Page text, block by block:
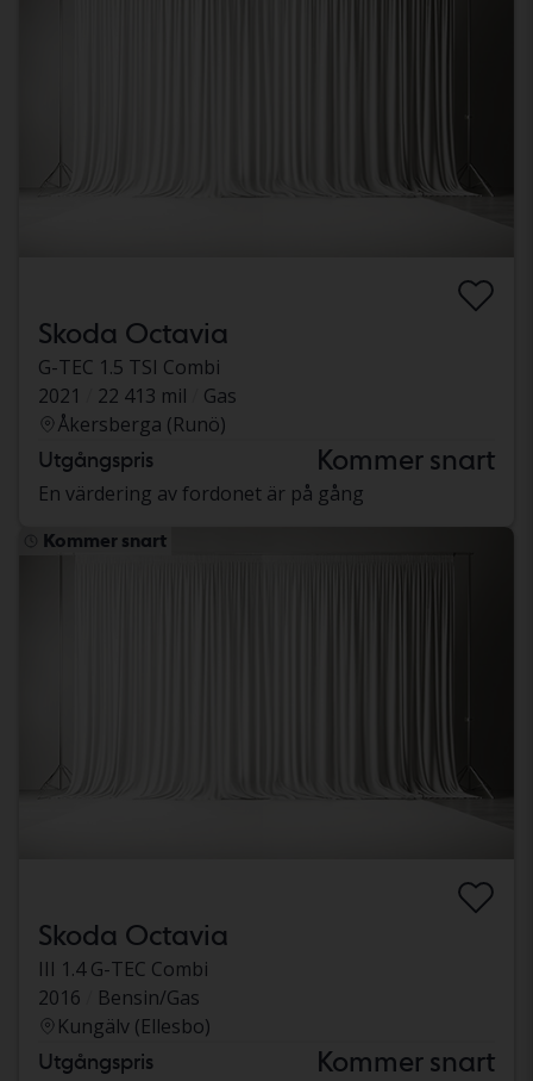
Skoda Octavia
G-TEC 1.5 TSI Combi
2021
22 413 mil
Gas
Åkersberga (Runö)
Utgångspris Kommer snart
En värdering av fordonet är på gång
Kommer snart
Skoda Octavia
III 1.4 G-TEC Combi
2016
Bensin/Gas
Kungälv (Ellesbo)
Utgångspris Kommer snart